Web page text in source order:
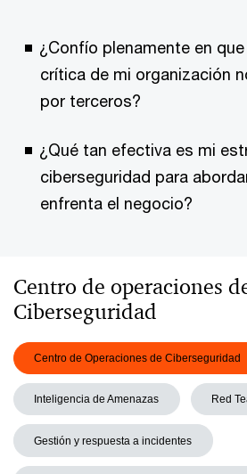
¿Confío plenamente en
crítica de mi organización
por terceros?
¿Qué tan efectiva es mi
ciberseguridad para
enfrenta el negocio?
Centro de operaciones
Ciberseguridad
Centro de Operaciones de Ciberseguridad
Inteligencia de Amenazas Red
Gestión y respuesta a incidentes